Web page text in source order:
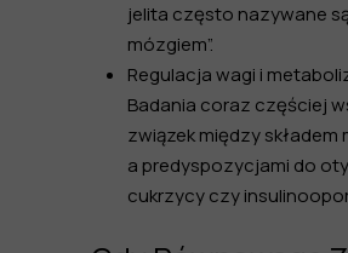
jelita często nazywane
mózgiem”.
Regulacja wagi i
Badania coraz częściej
związek między składem
a predyspozycjami do
cukrzycy czy